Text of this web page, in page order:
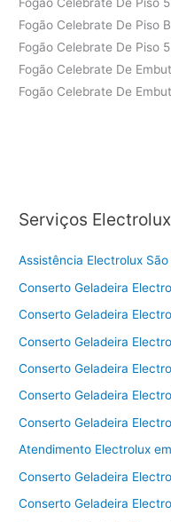
Fogão Celebrate De Piso
Fogão Celebrate De Piso
Fogão Celebrate De
Fogão Celebrate De
Serviços Electrolux
Assistência Electrolux São
Conserto Geladeira
Conserto Geladeira
Conserto Geladeira
Conserto Geladeira
Conserto Geladeira
Conserto Geladeira
Atendimento Electrolux
Conserto Geladeira
Conserto Geladeira